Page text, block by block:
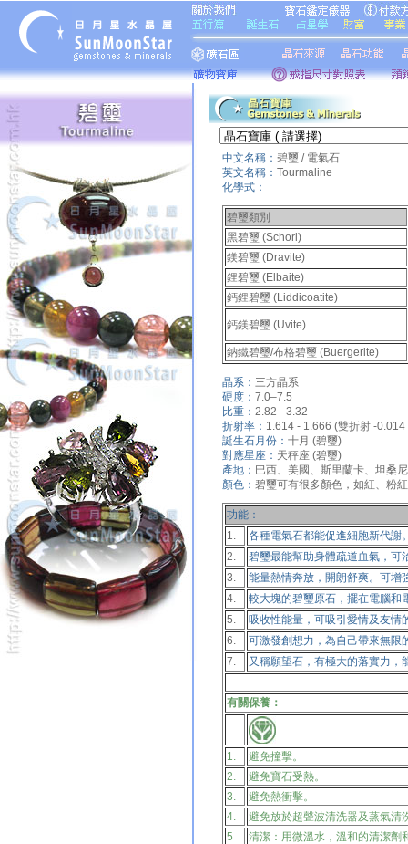
中文名稱： 碧璽 / 電氣石
英文名稱： Tourmaline
化學式：
碧璽類別
黑碧璽 (Schorl)
鎂碧璽 (Dravite)
鋰碧璽 (Elbaite)
鈣鋰碧璽 (Liddicoatite)
鈣鎂碧璽 (Uvite)
鈉鐵碧璽/布格碧璽 (Buergerite)
晶系： 三方晶系
硬度： 7.0–7.5
比重： 2.82 - 3.32
折射率： 1.614 - 1.666 (雙折射 -
誕生石月份： 十月 (碧璽)
對應星座： 天秤座 (碧璽)
產地： 巴西、美國、斯里蘭卡、坦桑
顏色： 碧璽可有很多顏色，如紅、粉
功能：
1.
各種電氣石都能促進細胞新代謝
2.
碧璽最能幫助身體疏道血氣，可
3.
能量熱情奔放，開朗舒爽。可增
4.
較大塊的碧璽原石，擺在電腦和
5.
吸收性能量，可吸引愛情及友情
6.
可激發創想力，為自己帶來無限
7.
又稱願望石，有極大的落實力，
有關保養：
1.
避免撞擊。
2.
避免寶石受熱。
3.
避免熱衝擊。
4.
避免放於超聲波清洗器及蒸氣清
5
清潔：用微溫水，溫和的清潔劑